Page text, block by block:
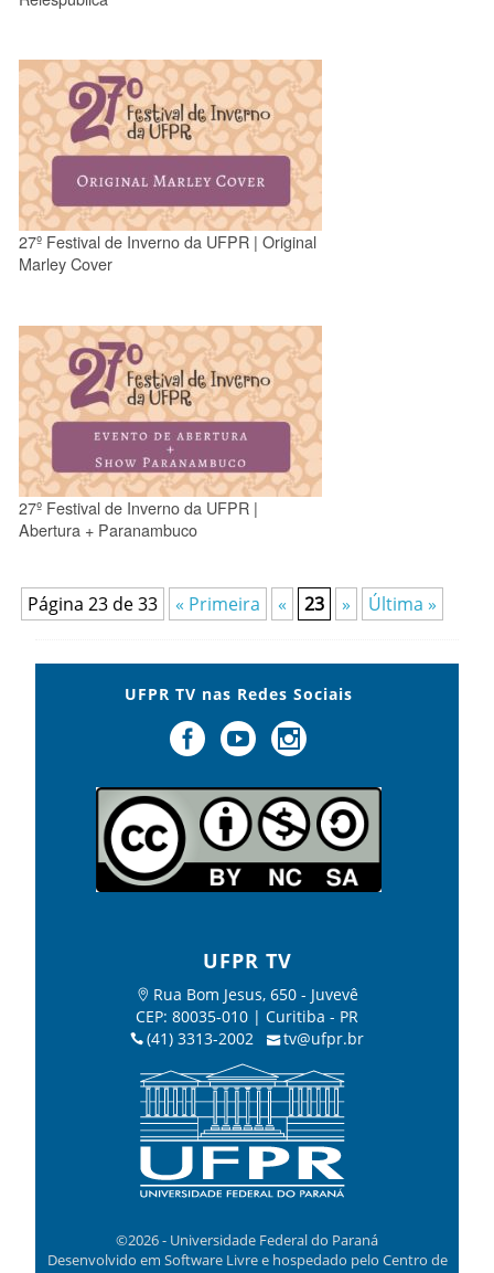
27º Festival de Inverno da UFPR | Original
Marley Cover
27º Festival de Inverno da UFPR |
Abertura + Paranambuco
Página 23 de 33 « Primeira « 23 » Última »
UFPR TV nas Redes Sociais
UFPR TV
Rua Bom Jesus, 650 - Juvevê
CEP: 80035-010 | Curitiba - PR
(41) 3313-2002
tv@ufpr.br
©2026 - Universidade Federal do Paraná
Desenvolvido em Software Livre e hospedado pelo Centro de